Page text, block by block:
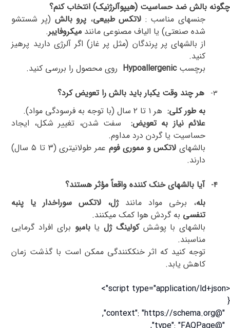
چگونه بالش ضد حساسیت (هیپوآلرژنیک) انتخاب کنم؟
جنسهای مناسب : لاتکس طبیعی، پرو بالش (پر شستشو
شده صنعتی) یا الیاف مصنوعی مانند میکروفایبر.
از بالشهای پر پرندگان (مثل پر غاز) اگر آلرژی دارید پرهیز
کنید.
برچسبHypoallergenic روی محصول را بررسی کنید.
3-
هر چند وقت یکبار باید بالش را تعویض کرد؟
به طور کلی: هر ۱ تا ۲ سال (با توجه به فرسودگی مواد).
علائم نیاز به تعویض:
سفت شدن، تغییر شکل، ایجاد
حساسیت یا گردن درد مداوم.
بالشهای لاتکس و مموری فوم عمر طولانیتری (۳ تا ۵سال)
دارند.
4-
آیا بالشهای خنک کننده واقعاً مؤثر هستند؟
بله، برخی مواد مانندژل، لاتکس سوراخدار یا پنبه
تنفسی به گردش هوا کمک میکنند.
بالشهای با پوششکولینگ ژلیابامبو برای افراد گرمایی
مناسبند.
توجه کنید که اثر خنککنندگی ممکن است با گذشت زمان
کاهش یابد.